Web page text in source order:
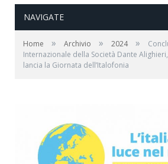
NAVIGATE
Home » Archivio » 2024 »
Internazionale della Società Dante
lancia la Giornata dell’Italofonia